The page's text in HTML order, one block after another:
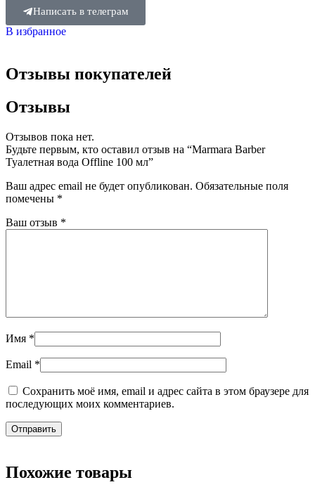
Написать в телеграм
В избранное
Отзывы покупателей
Отзывы
Отзывов пока нет.
Будьте первым, кто оставил отзыв на “Marmara Barber
Туалетная вода Offline 100 мл”
Ваш адрес email не будет опубликован. Обязательные поля
помечены *
Ваш отзыв *
Имя *
Email *
Сохранить моё имя, email и адрес сайта в этом браузере для
последующих моих комментариев.
Похожие товары